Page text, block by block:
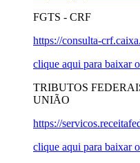
FGTS - CRF
https://consulta-
clique aqui para baixar
TRIBUTOS
UNIÃO
https://
clique aqui para baixar